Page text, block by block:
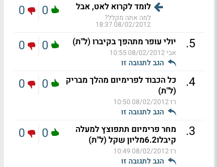
לומד לקרוא לאט, אבל
למה אתה מקלל?
08/02/2012 18:37
0
0
5
. יולי עופר מתהפך בקיברו (ל"ת)
אבי08/02/2012 10:55
הגב לתגובה זו
0
0
4
.
כל הכבוד לפרימיום מהלך מבריק
(ל"ת)
רז08/02/2012 10:50
הגב לתגובה זו
0
0
3
.
מחר פרימיום תתפוצץ למעלה
קיבלו6.2מליון שקל (ל"ת)
רז08/02/2012 10:49
הגב לתגובה זו
0
0